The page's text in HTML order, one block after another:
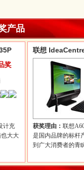
产品
奖
计充
大大
联想
获奖理由： 联想
是国内品牌的标杆
到广大消费者的青